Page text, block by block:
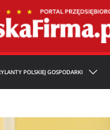
POLSKIEJ GOSPODARKI